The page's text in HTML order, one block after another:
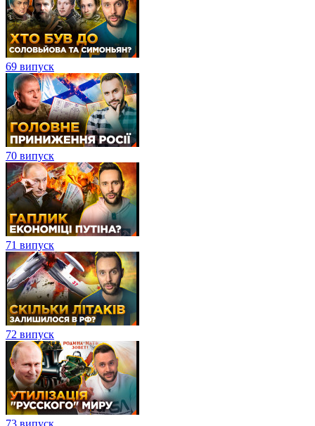
69 випуск
70 випуск
71 випуск
72 випуск
73 випуск